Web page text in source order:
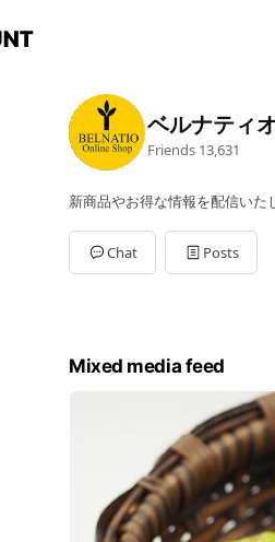
ベルナティ
Friends 13,631
新商品やお得な情報を配信いた
Chat Posts
Mixed media feed